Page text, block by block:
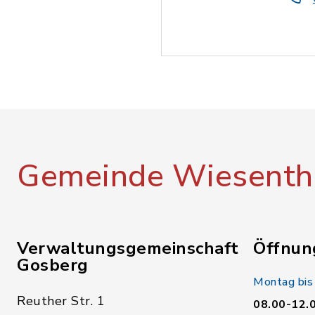
Gemeinde
Verwaltungsgemeinschaft
Gosberg
Reuther Str. 1
Montag
08.00-